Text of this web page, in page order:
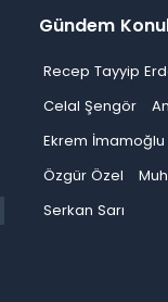
Gündem
Recep Tayyip
Celal Şengör
Ekrem İmamoğlu
Özgür Özel
Serkan Sarı